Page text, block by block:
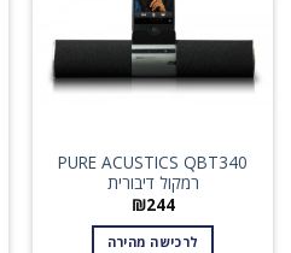
PURE ACUSTICS QBT340
רמקול דיבורית
₪244
לרכישה מהירה